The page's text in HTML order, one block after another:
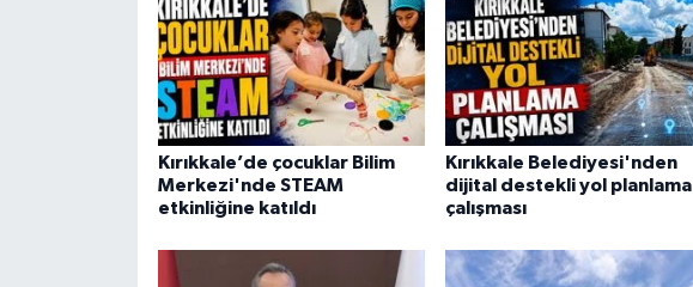
Kırıkkale’de çocuklar Bilim
Merkezi'nde STEAM
etkinliğine katıldı
Kırıkkale Belediyesi'nden
dijital destekli yol planlama
çalışması